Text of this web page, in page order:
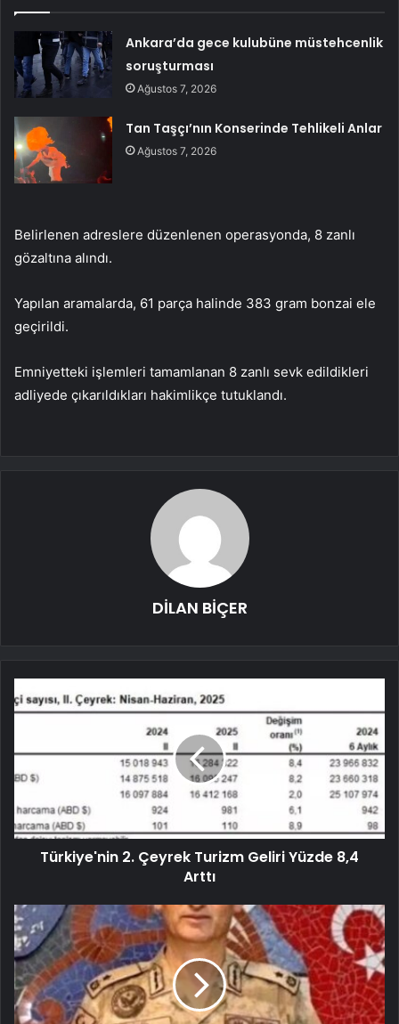
Ankara’da gece kulubüne müstehcenlik
soruşturması
Ağustos 7, 2026
Tan Taşçı’nın Konserinde Tehlikeli Anlar
Ağustos 7, 2026
Belirlenen adreslere düzenlenen operasyonda, 8 zanlı
gözaltına alındı.
Yapılan aramalarda, 61 parça halinde 383 gram bonzai ele
geçirildi.
Emniyetteki işlemleri tamamlanan 8 zanlı sevk edildikleri
adliyede çıkarıldıkları hakimlikçe tutuklandı.
DİLAN BİÇER
Türkiye'nin 2. Çeyrek Turizm Geliri Yüzde 8,4
Arttı